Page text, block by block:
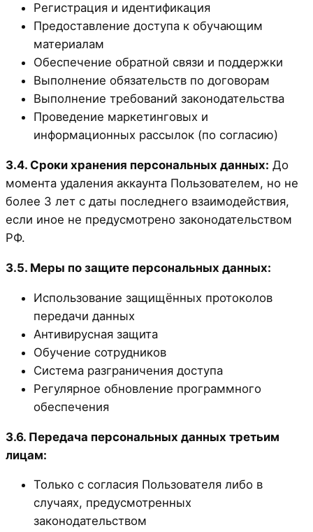
Регистрация и идентификация
Предоставление доступа к обучающим
материалам
Обеспечение обратной связи и поддержки
Выполнение обязательств по договорам
Выполнение требований законодательства
Проведение маркетинговых и
информационных рассылок (по согласию)
3.4. Сроки хранения персональных данных: До
момента удаления аккаунта Пользователем, но не
более 3 лет с даты последнего взаимодействия,
если иное не предусмотрено законодательством
РФ.
3.5. Меры по защите персональных данных:
Использование защищённых протоколов
передачи данных
Антивирусная защита
Обучение сотрудников
Система разграничения доступа
Регулярное обновление программного
обеспечения
3.6. Передача персональных данных третьим
лицам:
Только с согласия Пользователя либо в
случаях, предусмотренных
законодательством